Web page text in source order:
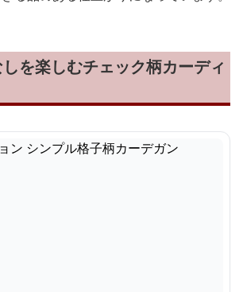
を楽しむチェック柄カーディ